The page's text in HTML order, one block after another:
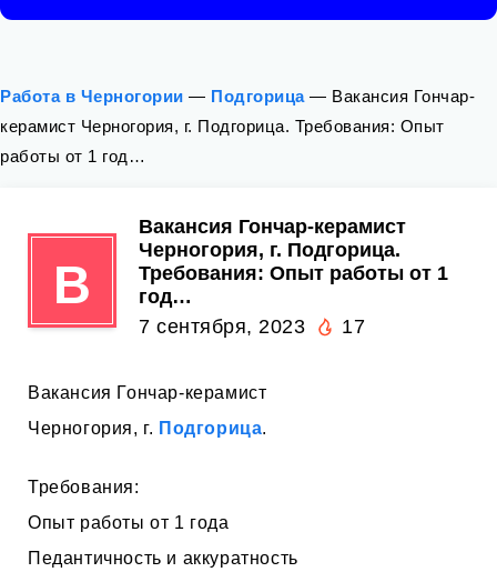
Работа в Черногории — Подгорица— Вакансия Гончар-
керамист Черногория, г. Подгорица. Требования: Опыт
работы от 1 год…
В
Вакансия Гончар-керамист
Черногория, г. Подгорица.
Требования: Опыт работы от 1
год…
7 сентября, 2023
17
Вакансия Гончар-керамист
Черногория, г. Подгорица.
Требования:
Опыт работы от 1 года
Педантичность и аккуратность